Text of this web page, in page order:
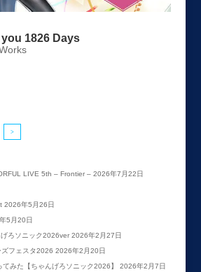
1826 Days
>
LIVE 5th – Frontier – 2026年7月22日
2026年5月26日
5月20日
げろソニック2026ver 2026年2月27日
ズフェスタ2026 2026年2月20日
てみた【ちゃんげろソニック2026】
2026年2月7日